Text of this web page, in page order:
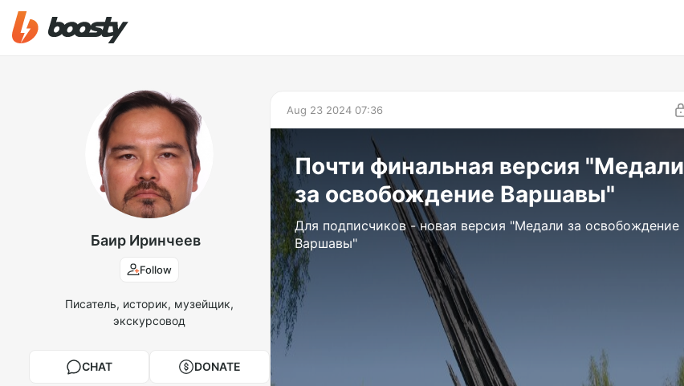
Баир Иринчеев
Follow
Писатель, историк, музейщик,
экскурсовод
CHAT DONATE
Aug 23 2024 07:36
Почти финальная версия "Медали
за освобождение Варшавы"
Для подписчиков - новая версия "Медали за освобождение
Варшавы"